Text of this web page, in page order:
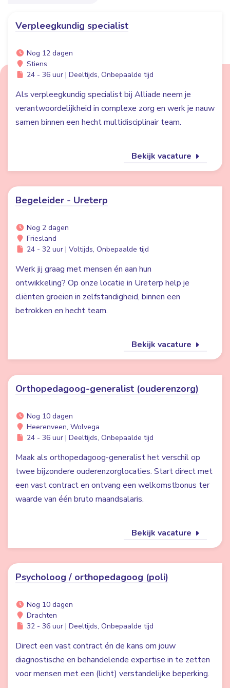
Verpleegkundig specialist
Nog 12 dagen
Stiens
24 - 36 uur | Deeltijds, Onbepaalde tijd
Als verpleegkundig specialist bij Alliade neem je
verantwoordelijkheid in complexe zorg en werk je nauw
samen binnen een hecht multidisciplinair team.
Bekijk vacature
Begeleider - Ureterp
Nog 2 dagen
Friesland
24 - 32 uur | Voltijds, Onbepaalde tijd
Werk jij graag met mensen én aan hun
ontwikkeling? Op onze locatie in Ureterp help je
cliënten groeien in zelfstandigheid, binnen een
betrokken en hecht team.
Bekijk vacature
Orthopedagoog-generalist (ouderenzorg)
Nog 10 dagen
Heerenveen, Wolvega
24 - 36 uur | Deeltijds, Onbepaalde tijd
Maak als orthopedagoog-generalist het verschil op
twee bijzondere ouderenzorglocaties. Start direct met
een vast contract en ontvang een welkomstbonus ter
waarde van één bruto maandsalaris.
Bekijk vacature
Psycholoog / orthopedagoog (poli)
Nog 10 dagen
Drachten
32 - 36 uur | Deeltijds, Onbepaalde tijd
Direct een vast contract én de kans om jouw
diagnostische en behandelende expertise in te zetten
voor mensen met een (licht) verstandelijke beperking.